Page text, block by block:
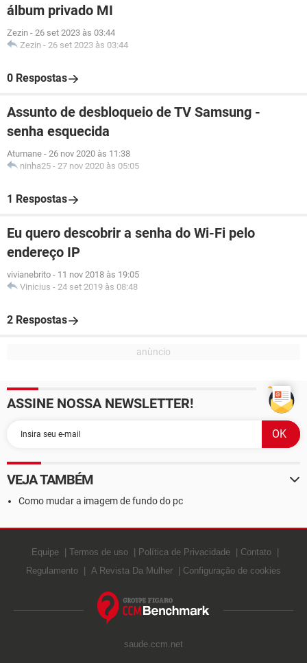
álbum privado MI
Zezin - 26 set 2023 às 03:44
Zezin - 26 set 2023 às 03:44
0 Respostas
Assunto de desbloqueio de TV Samsung -
senha esquecida
Atumane - 26 nov 2020 às 11:38
ninha25 - 27 nov 2020 às 05:05
1 Respostas
Eu quero descobrir a senha do Wi-Fi pelo
endereço IP
vivianebrito - 11 nov 2018 às 19:05
Vinicius - 24 set 2019 às 08:48
2 Respostas
ASSINE NOSSA NEWSLETTER!
VEJA TAMBÉM
Como mudar a imagem de fundo do pc
Equipe Termos de uso Política de Privacidade
Contato
Regulamento
A Revista Da Mulher Configuração de cookies
saude.ccm.net